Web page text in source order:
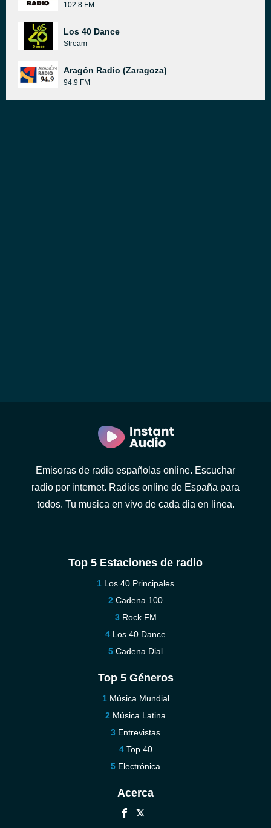
102.8 FM
Los 40 Dance
Stream
Aragón Radio (Zaragoza)
94.9 FM
Emisoras de radio españolas online. Escuchar
radio por internet. Radios online de España para
todos. Tu musica en vivo de cada dia en linea.
Top 5 Estaciones de radio
Los 40 Principales
Cadena 100
Rock FM
Los 40 Dance
Cadena Dial
Top 5 Géneros
Música Mundial
Música Latina
Entrevistas
Top 40
Electrónica
Acerca